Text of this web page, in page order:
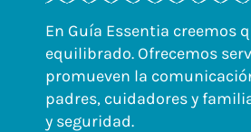
En Guía Essentia creemos
equilibrado. Ofrecemos
promueven la
padres, cuidadores y
y seguridad.